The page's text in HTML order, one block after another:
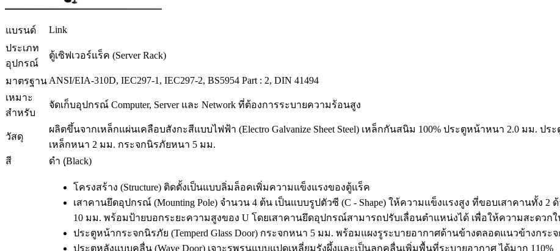
แบรนด์
Link
ประเภท
อุปกรณ์
ตู้เซิฟเวอร์แร็ค (Server Rack)
มาตรฐาน ANSI/EIA-310D, IEC297-1, IEC297-2, BS5954 Part : 2, DIN 41494
เหมาะ
สำหรับ
จัดเก็บอุปกรณ์ Computer, Server และ Network ที่ต้องการระบายความร้อนสูง
วัสดุ
ผลิตขึ้นจากเหล็กแผ่นเคลือบสังกะสีแบบไฟฟ้า (Electro Galvanize Sheet Steel) เหล็กกันสนิม 100% ประตูหน้าหนา 2.0 มม.
เหล็กหนา 2 มม. กระจกนิรภัยหนา 5 มม.
สี
ดำ (ฺBlack)
โครงสร้าง (Structure) ติดตั้งเป็นแบบลิ่มล็อคเพิ่มความแข็งแรงของตู้แร็ค
เสาคานยึดอุปกรณ์ (Mounting Pole) จำนวน 4 ต้น เป็นแบบรูปตัวซี (C - Shape) ให้ความแข็งแรงสูง ที่ขอบเสาคานทั้ง
10 มม. พร้อมป้ายบอกระยะความสูงของ U โดยเสาคานยึดอุปกรณ์สามารถปรับเลื่อนตำแหน่งได้ เพื่อให้ความสะดว
ประตูหน้ากระจกนิรภัย (Temperd Glass Door) กระจกหนา 5 มม. พร้อมแผงรูระบายอากาศด้านข้างตลอดแนวข้างกระจ
ประตูหลังแบบคลื่น (Wave Door) เจาะรูพรุนแบบแปดเหลี่ยมรังผึ้งและเป็นลูกคลื่นเพิ่มพื้นที่ระบายอากาศ ได้มาก 110%